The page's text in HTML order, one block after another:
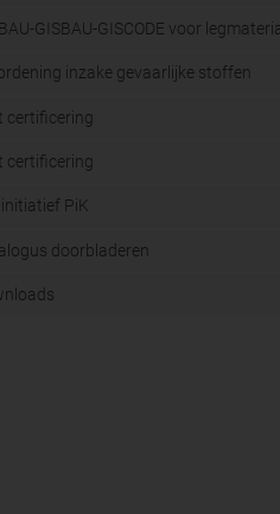
GISBAU-GISCODE voor
inzake gevaarlijke stoffen
certificering
certificering
PiK
doorbladeren